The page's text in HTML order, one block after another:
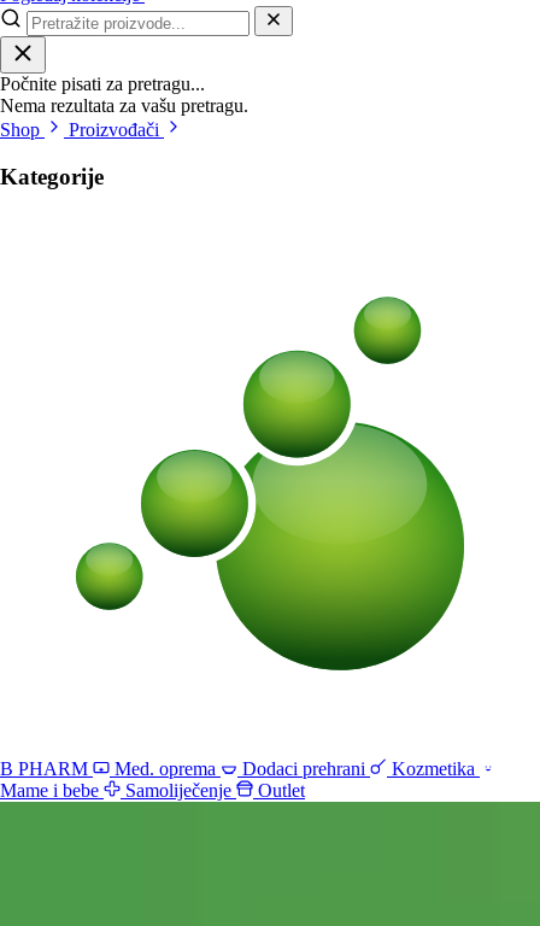
Počnite pisati za pretragu...
Nema rezultata za vašu pretragu.
Shop
Proizvođači
Kategorije
B PHARM Med. oprema Dodaci prehrani
Kozmetika
Mame i bebe
Samoliječenje Outlet